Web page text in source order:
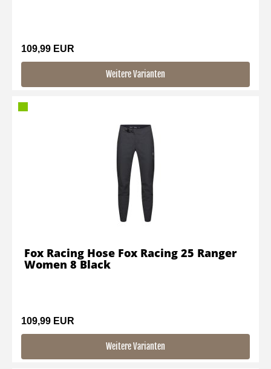
109,99 EUR
Weitere Varianten
109,99 EUR
Weitere Varianten
Fox Racing Hose Fox Racing 25 Ranger
Women 8 Black